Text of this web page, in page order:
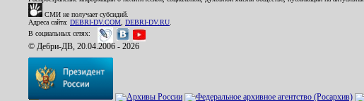
СМИ не получает субсидий.
Адреса сайта: DEBRI-DV.COM DEBRI-DV.RU
В социальных сетях:
© Дебри-ДВ, 20.04.2006 - 2026